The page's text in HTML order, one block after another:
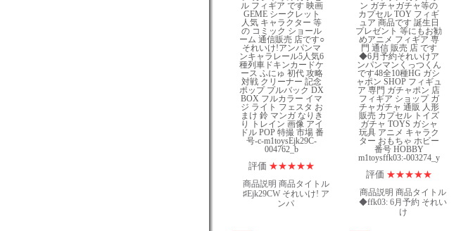
評価 ★★★★★
商品説明 商品タイトル
♯Ejk29CW それいけ! ア
ンパ
評価 ★★★★★
商品説明 商品タイトル
◆ffk03: 6月予約 それい
け